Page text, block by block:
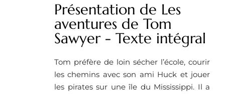
Présentation de Les
aventures de Tom
Sawyer - Texte intégral
Tom préfère de loin sécher l’école, courir
les chemins avec son ami Huck et jouer
les pirates sur une île du Mississippi. Il a